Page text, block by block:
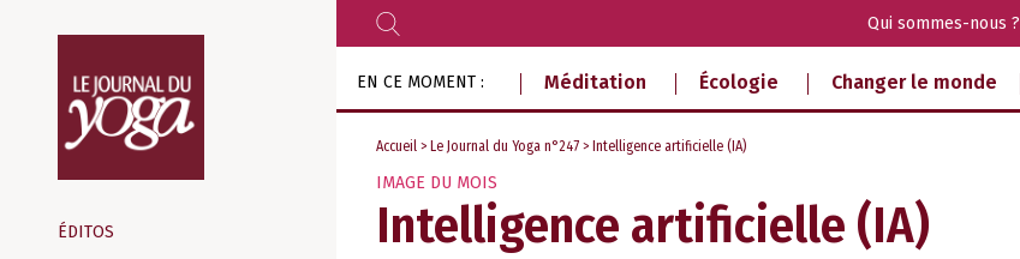
d‘information
indépendant
ÉDITOS
RECHERCHER Qui sommes-nous ?
EN CE MOMENT : Méditation Écologie Changer le monde
Accueil > Le Journal du Yoga n°247 > Intelligence artificielle (IA)
IMAGE DU MOIS
Intelligence artificielle (IA)